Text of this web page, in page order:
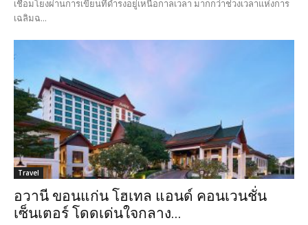
เชื่อมโยงผ่านการเขียนที่ดำรงอยู่เหนือกาลเวลา มากกว่าช่วงเวลาแห่งการ
เฉลิมฉ...
Travel
อวานี ขอนแก่น โฮเทล แอนด์ คอนเวนชั่น
เซ็นเตอร์ โดดเด่นใจกลาง...